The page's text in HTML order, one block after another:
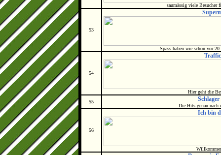
saumässig viele Besucher
53
Spass haben wie schon vor
54
Hier geht die
55
Die Hits genau nach
56
Ich bin